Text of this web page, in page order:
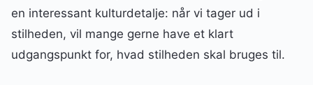
en interessant kulturdetalje: når vi tager ud i
stilheden, vil mange gerne have et klart
udgangspunkt for, hvad stilheden skal bruges til.